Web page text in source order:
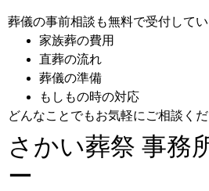
葬儀の事前相談も無料で受付してい
家族葬の費用
直葬の流れ
葬儀の準備
もしもの時の対応
どんなことでもお気軽にご相談くだ
さかい葬祭 事務
ー